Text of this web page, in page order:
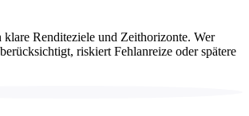
klare Renditeziele und Zeithorizonte. Wer
riskiert Fehlanreize oder spätere